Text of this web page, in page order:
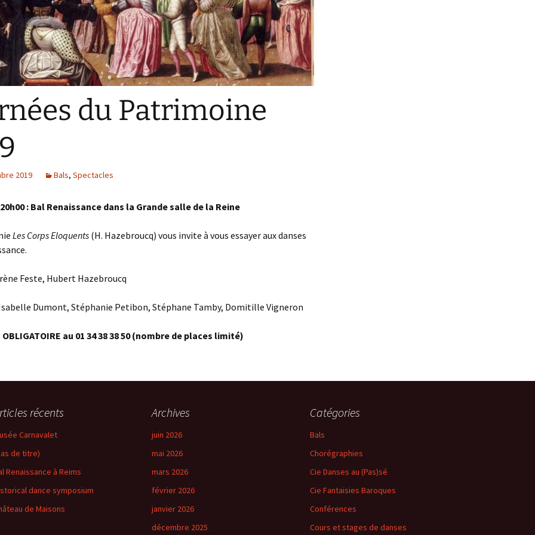
du Patrimoine
2019 Bals, Spectacles
20h00 : Bal Renaissance dans la Grande salle de la Reine
Les Corps Eloquents (H. Hazebroucq) vous invite à vous essayer aux danses
Feste, Hubert Hazebroucq
Dumont, Stéphanie Petibon, Stéphane Tamby, Domitille Vigneron
au 01 34 38 38 50 (nombre de places limité)
récents
Carnavalet
de titre)
Renaissance à Reims
dance symposium
de Maisons
Archives
juin 2026
mai 2026
mars 2026
février 2026
janvier 2026
décembre 2025
Catégories
Bals
Chorégraphies
Cie Danses au (Pas)sé
Cie Fantaisies Baroques
Conférences
Cours et stages de danses